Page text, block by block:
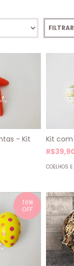
FILTRAR
- Kit
Kit
COELHOS
16%
OFF